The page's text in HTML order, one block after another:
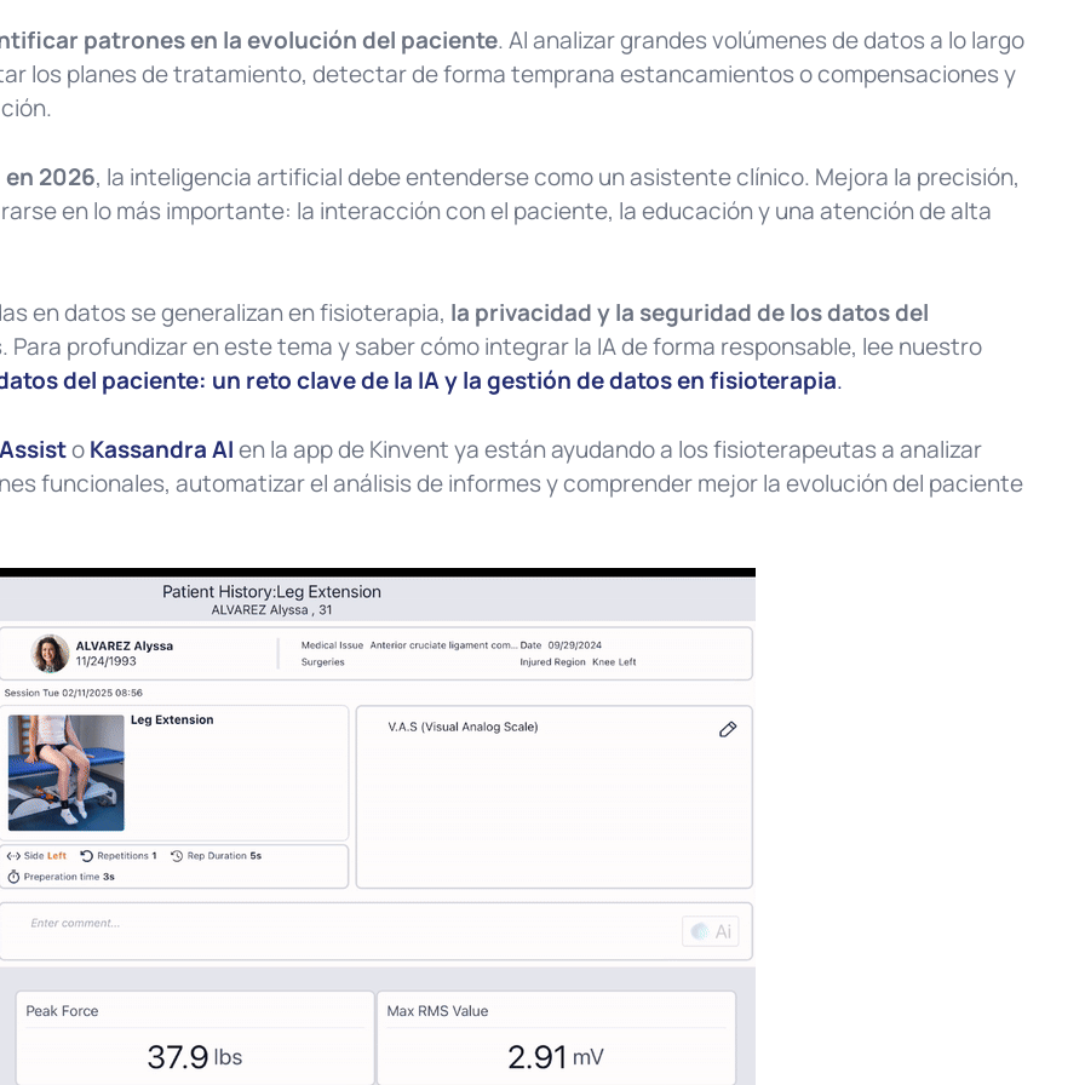
patrones en la evolución del paciente. Al analizar grandes volúmenes de datos a lo largo
los planes de tratamiento, detectar de forma temprana estancamientos o compensaciones y
2026, la inteligencia artificial debe entenderse como un asistente clínico. Mejora la precisión,
en lo más importante: la interacción con el paciente, la educación y una atención de alta
en datos se generalizan en fisioterapia, la privacidad y la seguridad de los datos del
profundizar en este tema y saber cómo integrar la IA de forma responsable, lee nuestro
del paciente: un reto clave de la IA y la gestión de datos en fisioterapia.
oKassandra AIen la app de Kinvent ya están ayudando a los fisioterapeutas a analizar
funcionales, automatizar el análisis de informes y comprender mejor la evolución del paciente